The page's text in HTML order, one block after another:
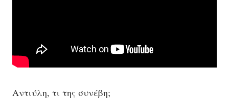
Αντιύλη, τι της συνέβη;